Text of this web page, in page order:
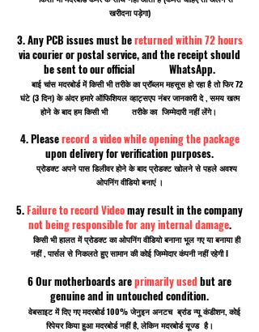
खरीदना पड़ेगा)
3. Any PCB issues must bereturned within 72 hours
via courier or postal service, and the receipt should
be sent to our official WhatsApp.
बाई चांस मदरबोर्ड में किसी भी तरीके का प्रॉब्लम महसूस हो रहा है तो फिर 72
घंटे (3 दिन) के अंदर हमारे ऑफिशियल व्हाट्सएप नंबर जानकारी दे , समय खत्म
होने के बाद हम किसी भी तरीके का जिम्मेदारी नहीं लेंगे।
4. Pleaserecord a video while opening the package
upon delivery for verification purposes.
प्रोडक्ट अपने पास डिलीवर होने के बाद प्रोडक्ट खोलने से पहले अवश्य
ओपनिंग वीडियो बनाएं ।
5.Failure to record Videomay result in the company
not being responsible for any internal damage.
किसी भी हालत में प्रोडक्ट का ओपनिंग वीडियो बनाना भूल गए या बनाया ही
नहीं , पार्सल से निकलते हुए सामान की कोई जिम्मेदार कंपनी नहीं रहेगी I
6 Our motherboards areprimarily used but are
genuine and in untouched condition.
वेबसाइट में दिए गए मदरबोर्ड 100% जेनुइन अनटच ब्रांड न्यू कंडीशन, कोई
रिपेयर किया हुआ मदरबोर्ड नहीं है, लेकिन मदरबोर्ड यूज्ड है।